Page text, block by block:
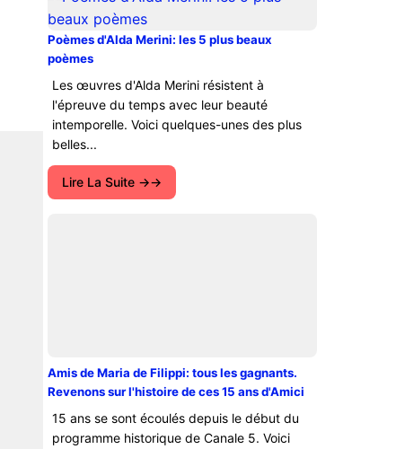
Poèmes d'Alda Merini: les 5 plus beaux
poèmes
Les œuvres d'Alda Merini résistent à
l'épreuve du temps avec leur beauté
intemporelle. Voici quelques-unes des plus
belles...
Lire La Suite →
Amis de Maria de Filippi: tous les gagnants.
Revenons sur l'histoire de ces 15 ans d'Amici
15 ans se sont écoulés depuis le début du
programme historique de Canale 5. Voici